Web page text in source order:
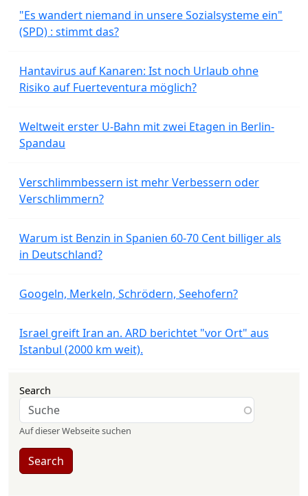
"Es wandert niemand in unsere Sozialsysteme ein"
(SPD) : stimmt das?
Hantavirus auf Kanaren: Ist noch Urlaub ohne
Risiko auf Fuerteventura möglich?
Weltweit erster U-Bahn mit zwei Etagen in Berlin-
Spandau
Verschlimmbessern ist mehr Verbessern oder
Verschlimmern?
Warum ist Benzin in Spanien 60-70 Cent billiger als
in Deutschland?
Googeln, Merkeln, Schrödern, Seehofern?
Israel greift Iran an. ARD berichtet "vor Ort" aus
Istanbul (2000 km weit).
Search
Auf dieser Webseite suchen
Search